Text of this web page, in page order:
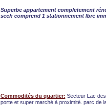
Superbe appartement completement
sech comprend 1 stationnement lbre
Commodités du quartier: Secteur Lac
porte et super marché à proximité. parc de